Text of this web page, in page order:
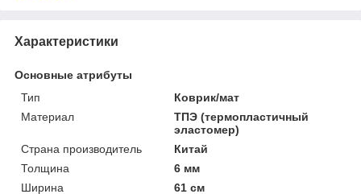
Характеристики
Основные атрибуты
Тип
Коврик/мат
Материал
ТПЭ (термопластичный
эластомер)
Страна производитель
Китай
Толщина
6 мм
Ширина
61 см